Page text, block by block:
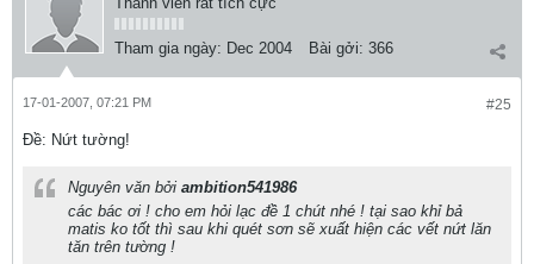
Tham gia ngày: Dec 2004 Bài gởi: 366
#25
17-01-2007, 07:21 PM
Ðề: Nứt tường!
Nguyên văn bởi ambition541986
các bác ơi ! cho em hỏi lạc đề 1 chút nhé ! tại sao khỉ bả
matis ko tốt thì sau khi quét sơn sẽ xuất hiện các vết nứt lăn
tăn trên tường !